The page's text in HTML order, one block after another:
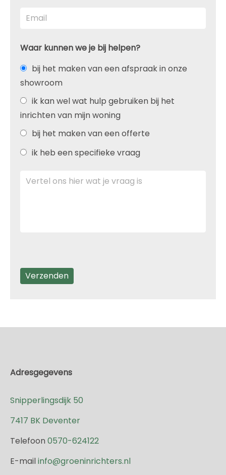
Waar kunnen we je bij helpen?
bij het maken van een afspraak in onze
showroom
ik kan wel wat hulp gebruiken bij het
inrichten van mijn woning
bij het maken van een offerte
ik heb een specifieke vraag
Adresgegevens
Snipperlingsdijk 50
7417 BK Deventer
Telefoon 0570-624122
E-mailinfo@groeninrichters.nl